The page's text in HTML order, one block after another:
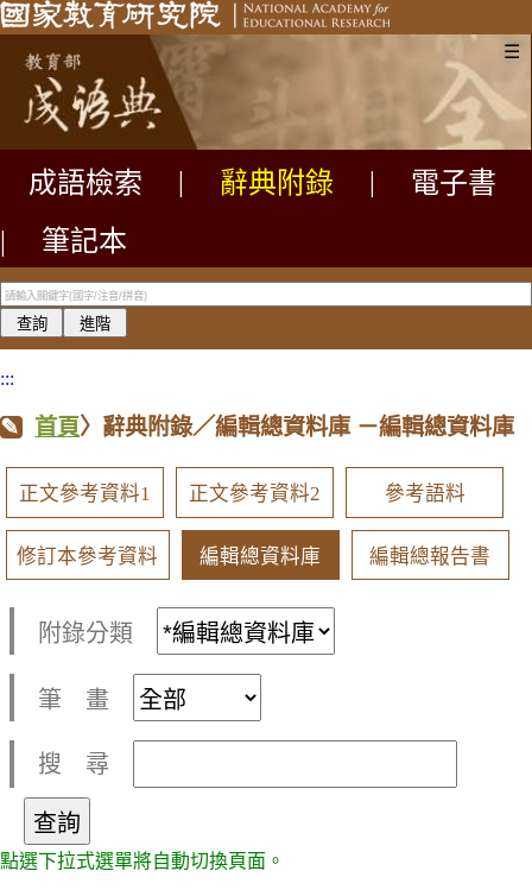
☰
成語檢索 辭典附錄
電子書
|
筆記本
:::
首頁〉辭典附錄／編輯總資料庫 －編輯總資料庫
正文參考資料1 正文參考資料2 參考語料
修訂本參考資料 編輯總資料庫 編輯總報告書
附錄分類
筆 畫
搜 尋
點選下拉式選單將自動切換頁面。